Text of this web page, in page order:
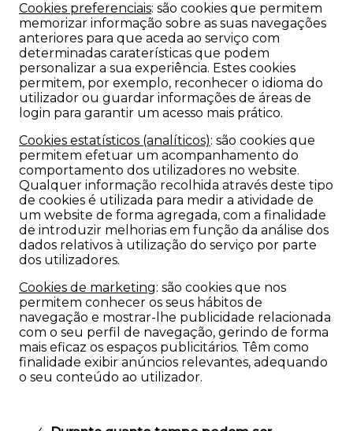
Cookies preferenciais: são cookies que permitem
memorizar informação sobre as suas navegações
anteriores para que aceda ao serviço com
determinadas caraterísticas que podem
personalizar a sua experiência. Estes cookies
permitem, por exemplo, reconhecer o idioma do
utilizador ou guardar informações de áreas de
login para garantir um acesso mais prático.
Cookies estatísticos (analíticos): são cookies que
permitem efetuar um acompanhamento do
comportamento dos utilizadores no website.
Qualquer informação recolhida através deste tipo
de cookies é utilizada para medir a atividade de
um website de forma agregada, com a finalidade
de introduzir melhorias em função da análise dos
dados relativos à utilização do serviço por parte
dos utilizadores.
Cookies de marketing: são cookies que nos
permitem conhecer os seus hábitos de
navegação e mostrar-lhe publicidade relacionada
com o seu perfil de navegação, gerindo de forma
mais eficaz os espaços publicitários. Têm como
finalidade exibir anúncios relevantes, adequando
o seu conteúdo ao utilizador.